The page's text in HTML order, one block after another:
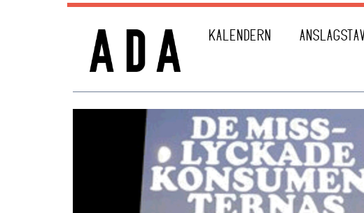
KALENDERN